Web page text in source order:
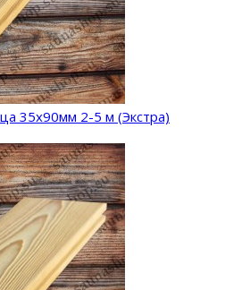
35х90мм 2-5 м (Экстра)